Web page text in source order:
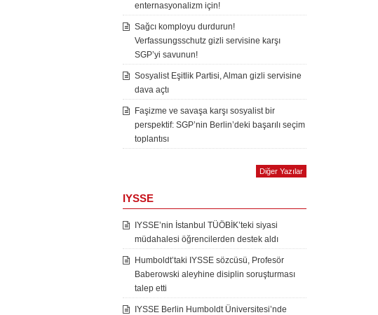
enternasyonalizm için!
Sağcı komployu durdurun!
Verfassungsschutz gizli servisine karşı
SGP’yi savunun!
Sosyalist Eşitlik Partisi, Alman gizli servisine
dava açtı
Faşizme ve savaşa karşı sosyalist bir
perspektif: SGP’nin Berlin’deki başarılı seçim
toplantısı
Diğer Yazılar
IYSSE
IYSSE’nin İstanbul TÜÖBİK’teki siyasi
müdahalesi öğrencilerden destek aldı
Humboldt’taki IYSSE sözcüsü, Profesör
Baberowski aleyhine disiplin soruşturması
talep etti
IYSSE Berlin Humboldt Üniversitesi’nde